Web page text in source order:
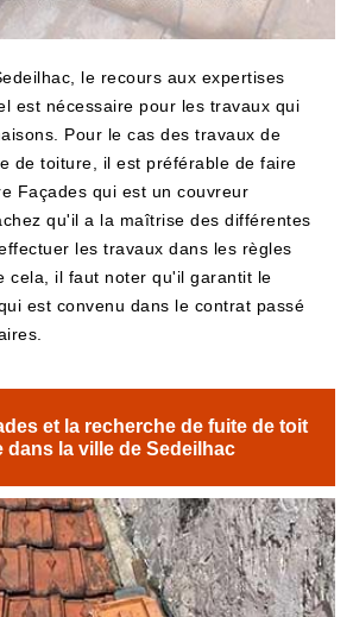
le recours aux expertises
est nécessaire pour les travaux qui
Pour le cas des travaux de
de toiture, il est préférable de faire
Façades qui est un couvreur
qu'il a la maîtrise des différentes
les travaux dans les règles
cela, il faut noter qu'il garantit le
est convenu dans le contrat passé
et la recherche de fuite de toit
dans la ville de Sedeilhac